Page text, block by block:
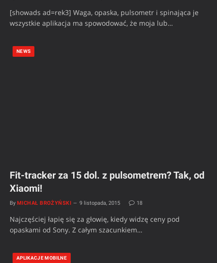
[showads ad=rek3] Waga, opaska, pulsometr i spinająca je
wszystkie aplikacja ma spowodować, że moja lub…
NEWS
Fit-tracker za 15 dol. z pulsometrem? Tak, od
Xiaomi!
By MICHAŁ BROŻYŃSKI 9 listopada, 2015 18
Najczęściej łapię się za głowię, kiedy widzę ceny pod
opaskami od Sony. Z całym szacunkiem…
APLIKACJE MOBILNE